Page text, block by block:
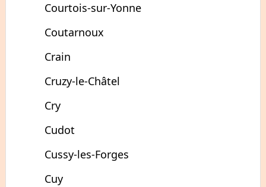
Courtois-sur-Yonne
Coutarnoux
Crain
Cruzy-le-Châtel
Cry
Cudot
Cussy-les-Forges
Cuy